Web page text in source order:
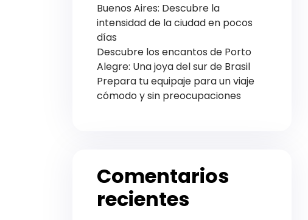
Buenos Aires: Descubre la
intensidad de la ciudad en pocos
días
Descubre los encantos de Porto
Alegre: Una joya del sur de Brasil
Prepara tu equipaje para un viaje
cómodo y sin preocupaciones
Comentarios
recientes